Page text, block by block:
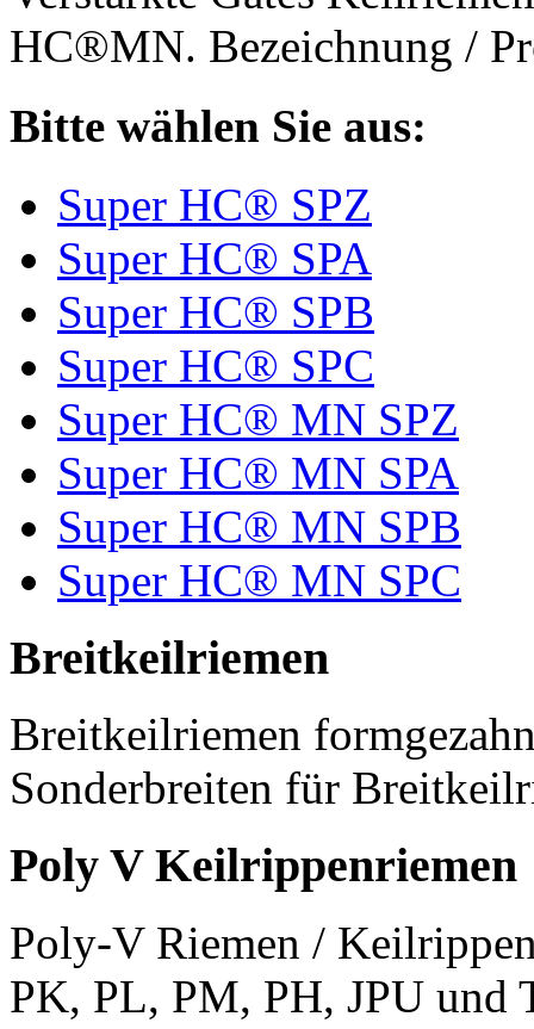
HC®MN. Bezeichnung /
Bitte wählen Sie aus:
Super HC® SPZ
Super HC® SPA
Super HC® SPB
Super HC® SPC
Super HC® MN SPZ
Super HC® MN SPA
Super HC® MN SPB
Super HC® MN SPC
Breitkeilriemen
Breitkeilriemen
Sonderbreiten für
Poly V Keilrippenriemen
Poly-V Riemen /
PK, PL, PM, PH, JPU und